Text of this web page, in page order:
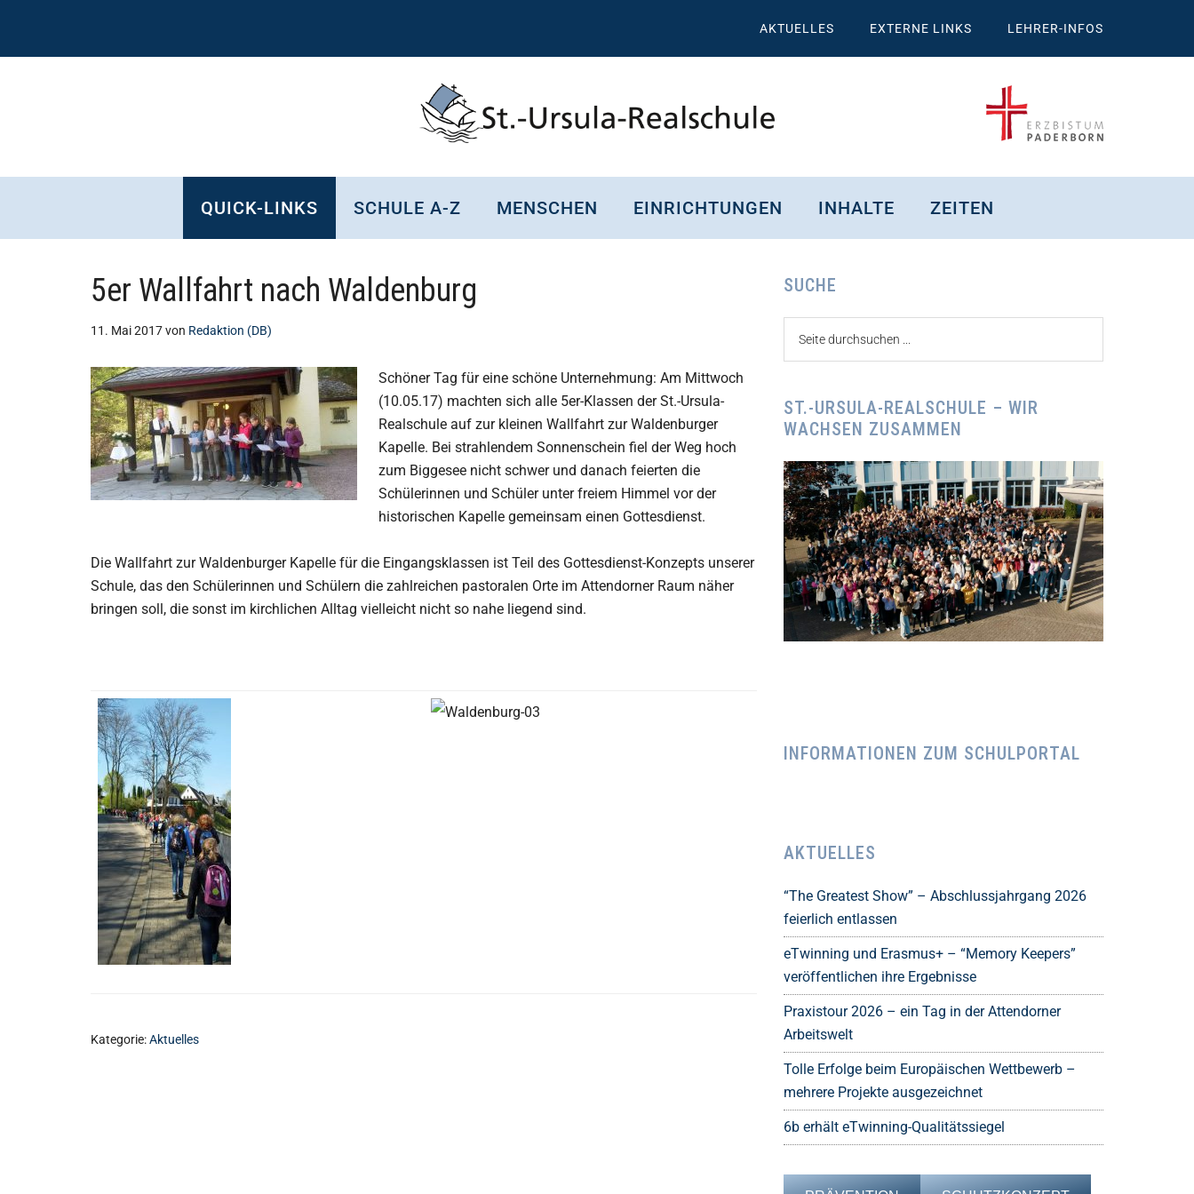
springen
secondary
springen
springen
AKTUELLES EXTERNE LINKS LEHRER-INFOS
St.
Ursula
Realschule
Attendorn
Persönlichkeit,
QUICK-LINKS SCHULE A-Z MENSCHEN EINRICHTUNGEN INHALTE ZEITEN
5er Wallfahrt nach Waldenburg
11. Mai 2017von Redaktion (DB)
Schöner Tag für eine schöne Unternehmung: Am Mittwoch
(10.05.17) machten sich alle 5er-Klassen der St.-Ursula-
Realschule auf zur kleinen Wallfahrt zur Waldenburger
Kapelle. Bei strahlendem Sonnenschein fiel der Weg hoch
zum Biggesee nicht schwer und danach feierten die
Schülerinnen und Schüler unter freiem Himmel vor der
historischen Kapelle gemeinsam einen Gottesdienst.
Die Wallfahrt zur Waldenburger Kapelle für die Eingangsklassen ist Teil des Gottesdienst-Konzepts unserer
Schule, das den Schülerinnen und Schülern die zahlreichen pastoralen Orte im Attendorner Raum näher
bringen soll, die sonst im kirchlichen Alltag vielleicht nicht so nahe liegend sind.
Kategorie:Aktuelles
Seitenspalte
SUCHE
ST.-URSULA-REALSCHULE – WIR
WACHSEN ZUSAMMEN
INFORMATIONEN ZUM SCHULPORTAL
AKTUELLES
“The Greatest Show” – Abschlussjahrgang 2026
feierlich entlassen
eTwinning und Erasmus+ – “Memory Keepers”
veröffentlichen ihre Ergebnisse
Praxistour 2026 – ein Tag in der Attendorner
Arbeitswelt
Tolle Erfolge beim Europäischen Wettbewerb –
mehrere Projekte ausgezeichnet
6b erhält eTwinning-Qualitätssiegel